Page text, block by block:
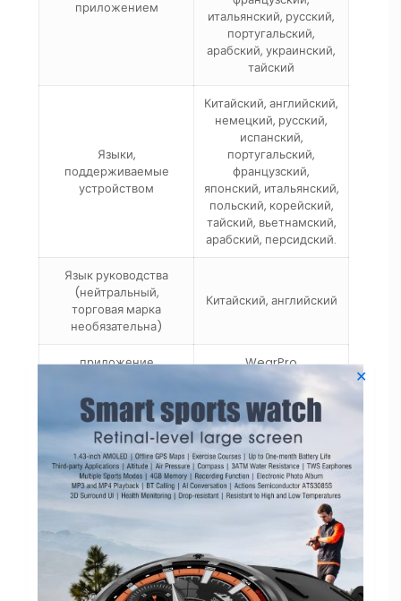
приложением
итальянский, русский,
португальский,
арабский, украинский,
тайский
Языки,
поддерживаемые
устройством
Китайский, английский,
немецкий, русский,
испанский,
португальский,
французский,
японский, итальянский,
польский, корейский,
тайский, вьетнамский,
арабский, персидский.
Язык руководства
(нейтральный,
торговая марка
необязательна)
Китайский, английский
приложение WearPro
Объем флэш-памяти 128 МБ
Чип RTK8762DK
ОС Android Android 4.4 и выше
Apple iOS 8.0 и выше
Bluetooth Двойной Bluetooth 5.0
Уровень
водонепроницаемости
IP68
✕